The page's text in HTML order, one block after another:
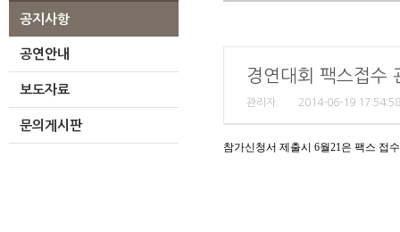
공지사항
공연안내
보도자료
문의게시판
경연대회 팩스접수
관리자 2014-06-19 17:54:58
참가신청서 제출시 6월21은 팩스 접